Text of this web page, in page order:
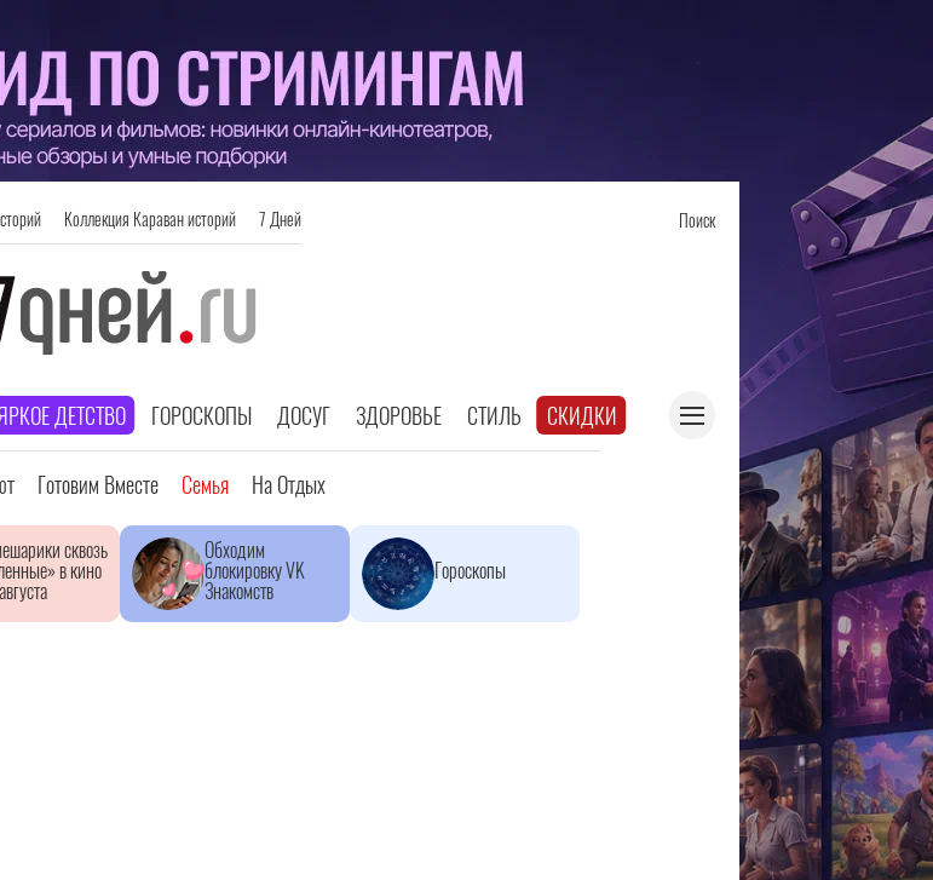
Коллекция Караван историй 7 Дней Поиск
ДЕТСТВО ГОРОСКОПЫ ДОСУГ ЗДОРОВЬЕ СТИЛЬ СКИДКИ
Готовим Вместе Семья На Отдых
сквозь
в кино
Обходим
блокировку VK
Знакомств
Гороскопы